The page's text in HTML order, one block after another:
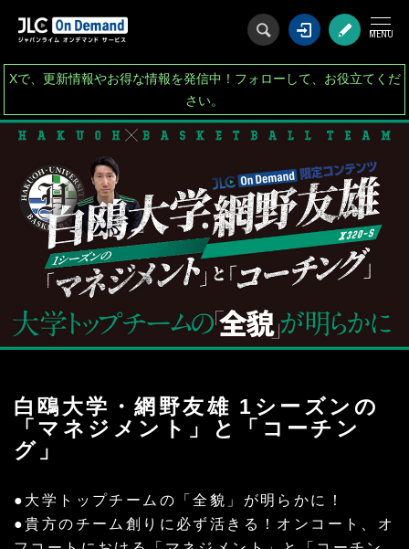
ログイン会
Xで、更新情報やお得な情報を発信中！フォローして、お役立てくだ
さい。
白鴎大学・網野友雄 1シーズンの
「マネジメント」と「コーチン
グ」
●大学トップチームの「全貌」が明らかに！
●貴方のチーム創りに必ず活きる！オンコート、オ